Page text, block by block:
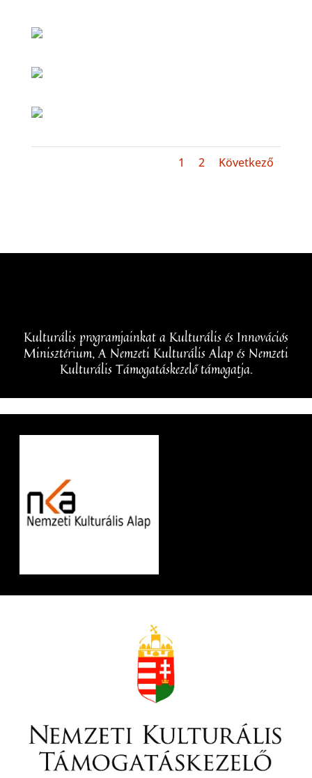
1 2 Következő
Kulturális programjainkat a Kulturális és Innovációs
Minisztérium, A Nemzeti Kulturális Alap és Nemzeti
Kulturális Támogatáskezelő támogatja.